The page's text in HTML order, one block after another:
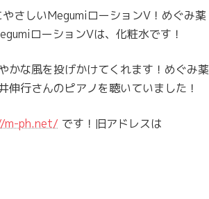
さしいMegumiローションV！めぐみ薬
ローションVは、化粧水です！
かな風を投げかけてくれます！めぐみ薬
行さんのピアノを聴いていました！
ph.net/ です！旧アドレスは